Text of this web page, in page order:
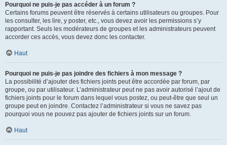
Pourquoi ne puis-je pas accéder à un forum ?
Certains forums peuvent être réservés à certains utilisateurs ou groupes. Pour
les consulter, les lire, y poster, etc., vous devez avoir les permissions s’y
rapportant. Seuls les modérateurs de groupes et les administrateurs peuvent
accorder ces accès, vous devez donc les contacter.
Haut
Pourquoi ne puis-je pas joindre des fichiers à mon message ?
La possibilité d’ajouter des fichiers joints peut être accordée par forum, par
groupe, ou par utilisateur. L’administrateur peut ne pas avoir autorisé l’ajout de
fichiers joints pour le forum dans lequel vous postez, ou peut-être que seul un
groupe peut en joindre. Contactez l’administrateur si vous ne savez pas
pourquoi vous ne pouvez pas ajouter de fichiers joints sur un forum.
Haut